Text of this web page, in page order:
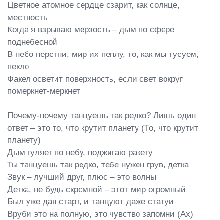
Цветное атомное сердце озарит, как солнце,
местность
Когда я взрываю мерзость – дым по сфере
поднебесной
В небо перстни, мир их пеплу, то, как мы тусуем, –
пекло
Факел осветит поверхность, если свет вокруг
померкнет-меркнет
Почему-почему танцуешь так редко? Лишь один
ответ – это то, что крутит планету (То, что крутит
планету)
Дым гуляет по небу, поджигаю ракету
Ты танцуешь так редко, тебе нужен грув, детка
Звук – лучший друг, плюс – это волны
Детка, не будь скромной – этот мир огромный
Был уже дан старт, и танцуют даже статуи
Вруби это на полную, это чувство запомни (Ах)